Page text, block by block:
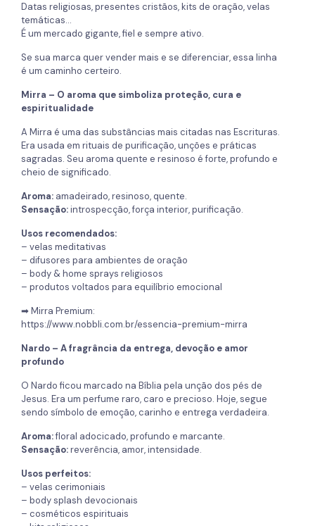
Datas religiosas, presentes cristãos, kits de oração, velas
temáticas…
É um mercado gigante, fiel e sempre ativo.
Se sua marca quer vender mais e se diferenciar, essa linha
é um caminho certeiro.
Mirra – O aroma que simboliza proteção, cura e
espiritualidade
A Mirra é uma das substâncias mais citadas nas Escrituras.
Era usada em rituais de purificação, unções e práticas
sagradas. Seu aroma quente e resinoso é forte, profundo e
cheio de significado.
Aroma: amadeirado, resinoso, quente.
Sensação:introspecção, força interior, purificação.
Usos recomendados:
– velas meditativas
– difusores para ambientes de oração
– body & home sprays religiosos
– produtos voltados para equilíbrio emocional
➡ Mirra Premium:
https://www.nobbli.com.br/essencia-premium-mirra
Nardo – A fragrância da entrega, devoção e amor
profundo
O Nardo ficou marcado na Bíblia pela unção dos pés de
Jesus. Era um perfume raro, caro e precioso. Hoje, segue
sendo símbolo de emoção, carinho e entrega verdadeira.
Aroma:floral adocicado, profundo e marcante.
Sensação:reverência, amor, intensidade.
Usos perfeitos:
– velas cerimoniais
– body splash devocionais
– cosméticos espirituais